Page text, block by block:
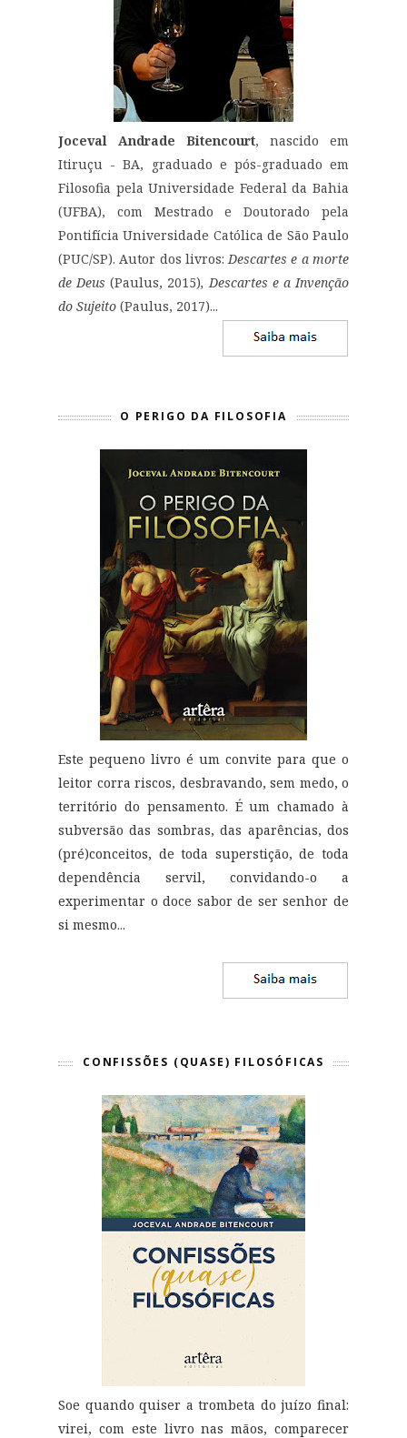
Joceval Andrade Bitencourt, nascido em
Itiruçu - BA, graduado e pós-graduado em
Filosofia pela Universidade Federal da Bahia
(UFBA), com Mestrado e Doutorado pela
Pontifícia Universidade Católica de São Paulo
(PUC/SP). Autor dos livros: Descartes e a morte
de Deus (Paulus, 2015), Descartes e a Invenção
do Sujeito (Paulus, 2017)...
O PERIGO DA FILOSOFIA
Este pequeno livro é um convite para que o
leitor corra riscos, desbravando, sem medo, o
território do pensamento. É um chamado à
subversão das sombras, das aparências, dos
(pré)conceitos, de toda superstição, de toda
dependência servil, convidando-o a
experimentar o doce sabor de ser senhor de
si mesmo...
CONFISSÕES (QUASE) FILOSÓFICAS
Soe quando quiser a trombeta do juízo final:
virei, com este livro nas mãos, comparecer